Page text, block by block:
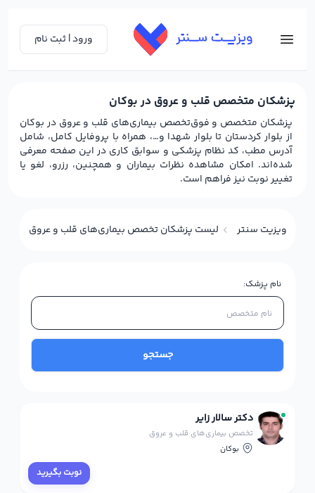
ورود | ثبت نام
پزشکان متخصص قلب و عروق در بوکان
پزشکان متخصص و فوق‌تخصص بیماری‌های قلب و عروق در بوکان
از بلوار کردستان تا بلوار شهدا و…، همراه با پروفایل کامل، شامل
آدرس مطب، کد نظام پزشکی و سوابق کاری در این صفحه معرفی
شده‌اند. امکان مشاهده نظرات بیماران و همچنین، رزرو، لغو یا
تغییر نوبت نیز فراهم است.
ویزیت سنتر لیست پزشکان تخصص بیماری‌های قلب و عروق در
نام پزشک:
جستجو
دکتر سالار زایر
تخصص بیماری‌های قلب و عروق
بوکان
نوبت بگیرید